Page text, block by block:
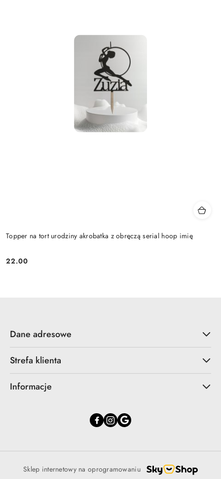
Topper na tort urodziny akrobatka z obręczą serial hoop imię
Cena:
22.00
Dane adresowe
Strefa klienta
Informacje
Sklep internetowy na oprogramowaniu